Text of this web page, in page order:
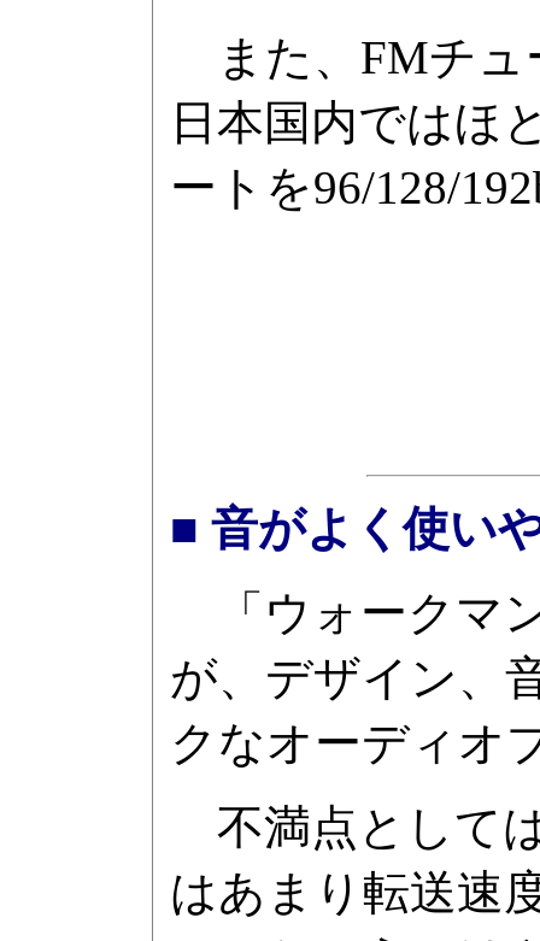
また、FMチュ
日本国内ではほ
ートを96/128/
■ 音がよく使い
「ウォークマ
が、デザイン、
クなオーディオ
不満点として
はあまり転送速